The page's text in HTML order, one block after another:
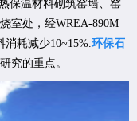
保温材料砌筑窑墙、窑
室处，经WREA-890M
耗减少10~15%.环保石
究的重点。